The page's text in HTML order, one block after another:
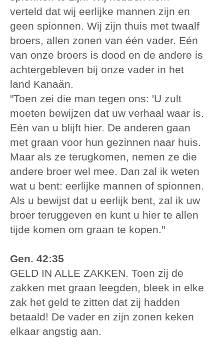
verteld dat wij eerlijke mannen zijn en
geen spionnen. Wij zijn thuis met twaalf
broers, allen zonen van één vader. Eén
van onze broers is dood en de andere is
achtergebleven bij onze vader in het
land Kanaän.
"Toen zei die man tegen ons: 'U zult
moeten bewijzen dat uw verhaal waar is.
Eén van u blijft hier. De anderen gaan
met graan voor hun gezinnen naar huis.
Maar als ze terugkomen, nemen ze die
andere broer wel mee. Dan zal ik weten
wat u bent: eerlijke mannen of spionnen.
Als u bewijst dat u eerlijk bent, zal ik uw
broer teruggeven en kunt u hier te allen
tijde komen om graan te kopen."
Gen. 42:35
GELD IN ALLE ZAKKEN. Toen zij de
zakken met graan leegden, bleek in elke
zak het geld te zitten dat zij hadden
betaald! De vader en zijn zonen keken
elkaar angstig aan.